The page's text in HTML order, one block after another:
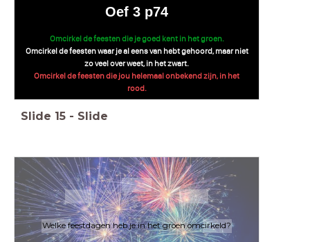
Oef 3 p74
Omcirkel de feesten die je goed kent in het groen.
Omcirkel de feesten waar je al eens van hebt gehoord, maar niet
zo veel over weet, in het zwart.
Omcirkel de feesten die jou helemaal onbekend zijn, in het
rood.
Slide 15 - Slide
Welke feestdagen heb je in het groen omcirkeld?